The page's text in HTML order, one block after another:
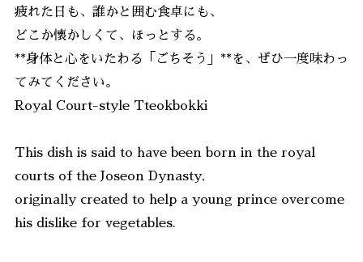
疲れた日も、誰かと囲む食卓にも、
どこか懐かしくて、ほっとする。
**身体と心をいたわる「ごちそう」**を、ぜひ一度味わっ
てみてください。
Royal Court-style Tteokbokki
This dish is said to have been born in the royal
courts of the Joseon Dynasty,
originally created to help a young prince overcome
his dislike for vegetables.